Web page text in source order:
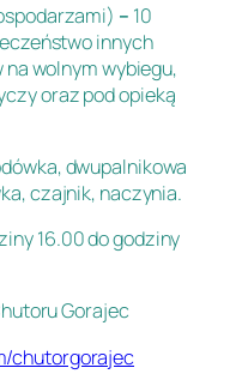
– 10
innych
wolnym wybiegu,
oraz pod opieką
dwupalnikowa
czajnik, naczynia.
16.00 do godziny
Gorajec
chutorgorajec